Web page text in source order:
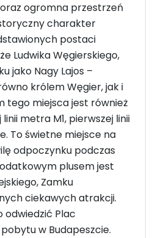
ogromna przestrzeń
charakter
postaci
Ludwika Węgierskiego,
jako Nagy Lajos –
królem Węgier, jak i
tego miejsca jest również
metra M1, pierwszej linii
To świetne miejsce na
odpoczynku podczas
plusem jest
Zamku
ciekawych atrakcji.
odwiedzić Plac
w Budapeszcie.